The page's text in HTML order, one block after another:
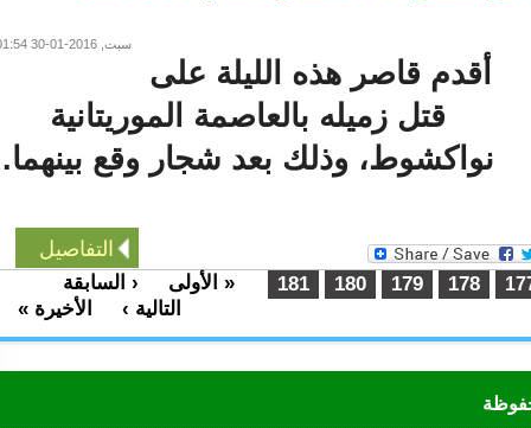
سبت, 2016-01-30 01:54
أقدم قاصر هذه الليلة على
قتل زميله بالعاصمة الموريتانية
نواكشوط، وذلك بعد شجار وقع بينهما.
التفاصيل
« الأولى ‹ السابقة 178
179
180
181
التالية › الأخيرة »